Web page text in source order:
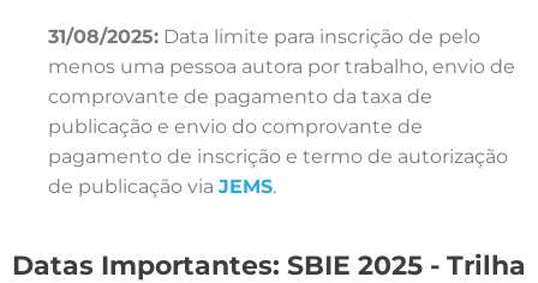
31/08/2025: Data limite para inscrição de pelo
menos uma pessoa autora por trabalho, envio de
comprovante de pagamento da taxa de
publicação e envio do comprovante de
pagamento de inscrição e termo de autorização
de publicação via JEMS.
Datas Importantes: SBIE 2025 - Trilha